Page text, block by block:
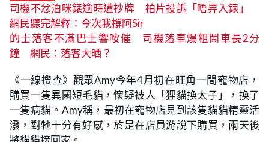
司機不忿泊咪錶逾時遭抄牌 拍片投訴「唔畀入錶」
網民聽完解釋：今次我撐阿Sir
的士落客不滿巴士響咹催 司機落車爆粗鬧車長2分
鐘 網民：落客大晒？
《一線搜查》觀眾Amy今年4月初在旺角一間寵物店，
購買一隻異國短毛貓，懷疑被人「狸貓換太子」，換了
一隻病貓。Amy稱，最初在寵物店見到該隻貓貓精靈活
潑，對牠十分有好感，於是在店員游說下購買，兩天後